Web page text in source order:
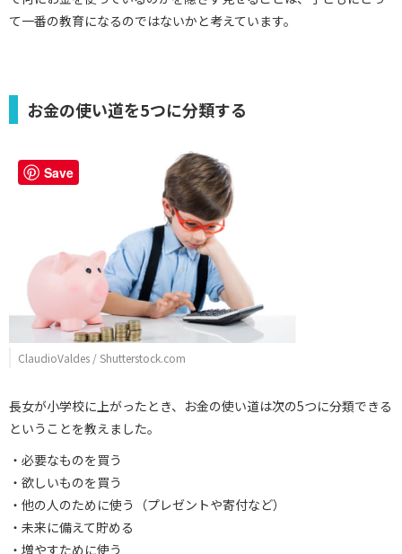
て一番の教育になるのではないかと考えています。
お金の使い道を5つに分類する
ClaudioValdes / Shutterstock.com
長女が小学校に上がったとき、お金の使い道は次の5つに分類できる
ということを教えました。
・必要なものを買う
・欲しいものを買う
・他の人のために使う（プレゼントや寄付など）
・未来に備えて貯める
・増やすために使う
Save